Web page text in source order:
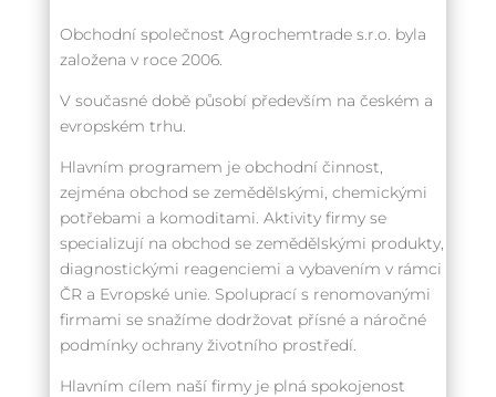
Obchodní společnost Agrochemtrade s.r.o. byla
založena v roce 2006.
V současné době působí především na českém a
evropském trhu.
Hlavním programem je obchodní činnost,
zejména obchod se zemědělskými, chemickými
potřebami a komoditami. Aktivity firmy se
specializují na obchod se zemědělskými produkty,
diagnostickými reagenciemi a vybavením v rámci
ČR a Evropské unie. Spoluprací s renomovanými
firmami se snažíme dodržovat přísné a náročné
podmínky ochrany životního prostředí.
Hlavním cílem naší firmy je plná spokojenost